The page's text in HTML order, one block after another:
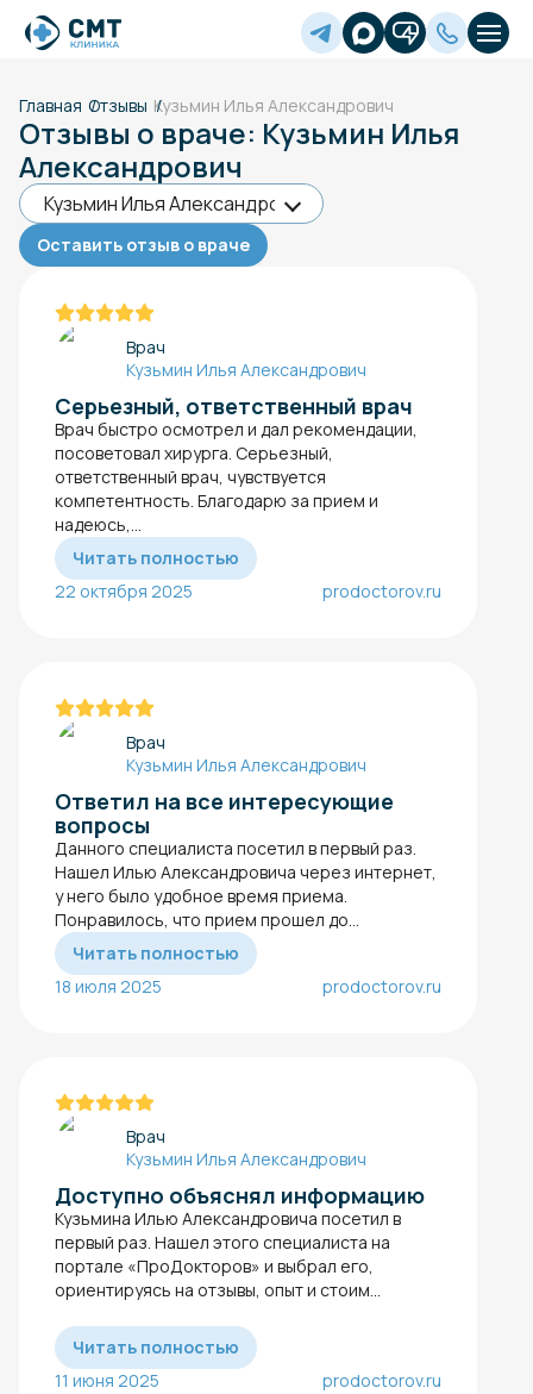
Главная Отзывы Кузьмин Илья Александрович
Отзывы о враче: Кузьмин Илья
Александрович
Оставить отзыв о враче
Врач
Кузьмин Илья Александрович
Серьезный, ответственный врач
Врач быстро осмотрел и дал рекомендации,
посоветовал хирурга. Серьезный,
ответственный врач, чувствуется
компетентность. Благодарю за прием и
надеюсь,...
Читать полностью
22 октября 2025
prodoctorov.ru
Врач
Кузьмин Илья Александрович
Ответил на все интересующие
вопросы
Данного специалиста посетил в первый раз.
Нашел Илью Александровича через интернет,
у него было удобное время приема.
Понравилось, что прием прошел до...
Читать полностью
18 июля 2025
prodoctorov.ru
Врач
Кузьмин Илья Александрович
Доступно объяснял информацию
Кузьмина Илью Александровича посетил в
первый раз. Нашел этого специалиста на
портале «ПроДокторов» и выбрал его,
ориентируясь на отзывы, опыт и стоим...
Читать полностью
11 июня 2025
prodoctorov.ru